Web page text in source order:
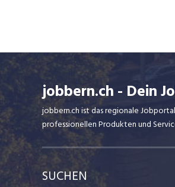
jobbern.ch - Dein
jobbern.ch ist das regionale
professionellen Produkten und
SUCHEN